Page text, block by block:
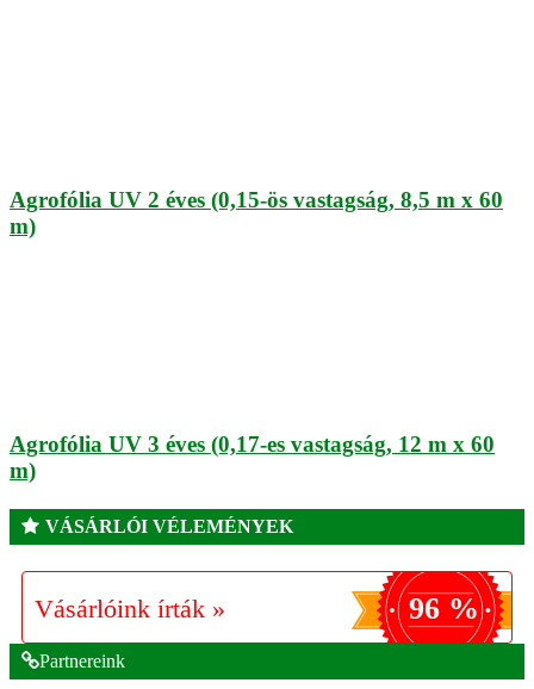
Agrofólia UV 2 éves (0,15-ös vastagság, 8,5 m x 60
m)
Agrofólia UV 3 éves (0,17-es vastagság, 12 m x 60
m)
VÁSÁRLÓI VÉLEMÉNYEK
Vásárlóink írták » 96 %
Partnereink